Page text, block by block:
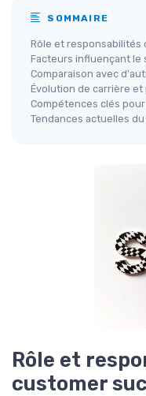
SOMMAIRE
Rôle et responsabilités
Facteurs influençant le
Comparaison avec
Évolution de carrière
Compétences clés
Tendances actuelles
Rôle et
customer